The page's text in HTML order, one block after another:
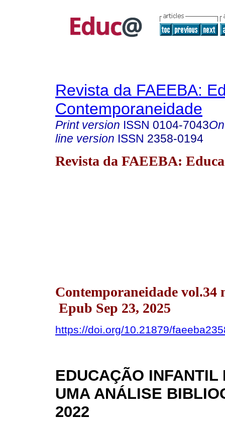
Revista da FAEEBA:
Contemporaneidade
Print version ISSN 0104-7043
line version ISSN 2358-0194
Revista da FAEEBA:
Contemporaneidade vol.34
Epub Sep 23, 2025
https://doi.org/10.21879/
EDUCAÇÃO
UMA ANÁLISE
2022